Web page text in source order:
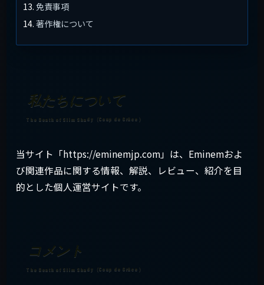
免責事項
著作権について
私たちについて
当サイト「https://eminemjp.com」は、Eminemおよ
び関連作品に関する情報、解説、レビュー、紹介を目
的とした個人運営サイトです。
コメント